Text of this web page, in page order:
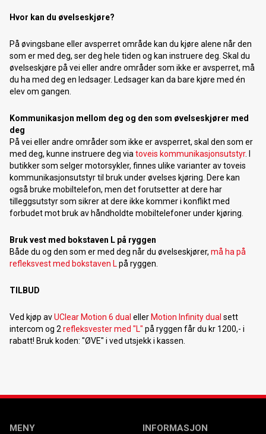
Hvor kan du øvelseskjøre?
På øvingsbane eller avsperret område kan du kjøre alene når den
som er med deg, ser deg hele tiden og kan instruere deg. Skal du
øvelseskjøre på vei eller andre områder som ikke er avsperret, må
du ha med deg en ledsager. Ledsager kan da bare kjøre med én
elev om gangen.
Kommunikasjon mellom deg og den som øvelseskjører med
deg
På vei eller andre områder som ikke er avsperret, skal den som er
med deg, kunne instruere deg via toveis kommunikasjonsutstyr. I
butikker som selger motorsykler, finnes ulike varianter av toveis
kommunikasjonsutstyr til bruk under øvelses kjøring. Dere kan
også bruke mobiltelefon, men det forutsetter at dere har
tilleggsutstyr som sikrer at dere ikke kommer i konflikt med
forbudet mot bruk av håndholdte mobiltelefoner under kjøring.
Bruk vest med bokstaven L på ryggen
Både du og den som er med deg når du øvelseskjører, må ha på
refleksvest med bokstaven L på ryggen.
TILBUD
Ved kjøp avUClear Motion 6 dual eller Motion Infinity dual sett
intercom og 2 refleksvester med "L" på ryggen får du kr 1200,- i
rabatt! Bruk koden: "ØVE" i ved utsjekk i kassen.
MENY INFORMASJON